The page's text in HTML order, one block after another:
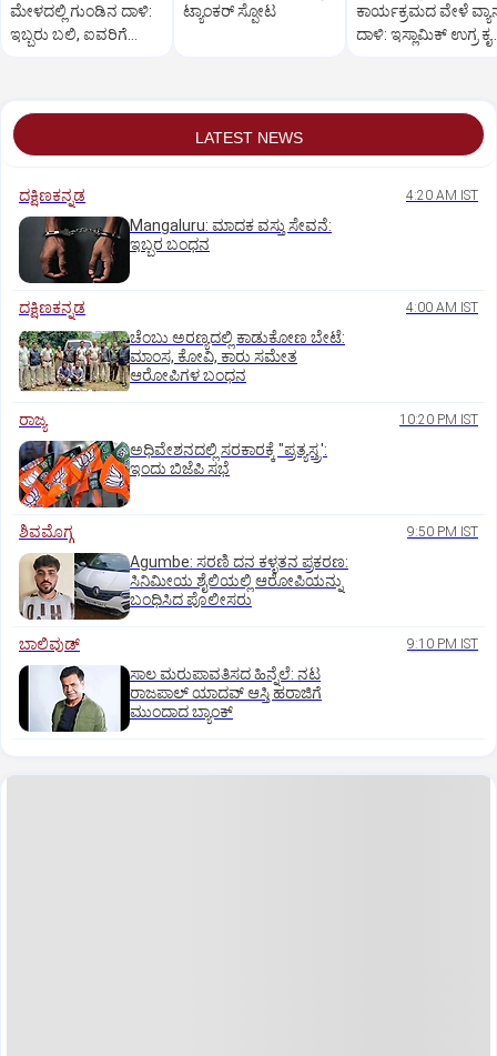
ಮೇಳದಲ್ಲಿ ಗುಂಡಿನ ದಾಳಿ:
ಇಬ್ಬರು ಬಲಿ, ಐವರಿಗೆ
ಟ್ಯಾಂಕರ್‌ ಸ್ಫೋಟ
ಕಾರ್ಯಕ್ರಮದ ವೇಳೆ
ದಾಳಿ: ಇಸ್ಲಾಮಿಕ್ ಉಗ್ರ
LATEST NEWS
ದಕ್ಷಿಣಕನ್ನಡ 4:20 AM IST
Mangaluru: ಮಾದಕ ವಸ್ತು ಸೇವನೆ:
ಇಬ್ಬರ ಬಂಧನ
ದಕ್ಷಿಣಕನ್ನಡ 4:00 AM IST
ಚೆಂಬು ಅರಣ್ಯದಲ್ಲಿ ಕಾಡುಕೋಣ ಬೇಟೆ:
ಮಾಂಸ, ಕೋವಿ, ಕಾರು ಸಮೇತ
ಆರೋಪಿಗಳ ಬಂಧನ
ರಾಜ್ಯ 10:20 PM IST
ಅಧಿವೇಶನದಲ್ಲಿ ಸರಕಾರಕ್ಕೆ "ಪ್ರತ್ಯಸ್ತ್ರ':
ಇಂದು ಬಿಜೆಪಿ ಸಭೆ
ಶಿವಮೊಗ್ಗ 9:50 PM IST
Agumbe: ಸರಣಿ ದನ ಕಳ್ಳತನ ಪ್ರಕರಣ:
ಸಿನಿಮೀಯ ಶೈಲಿಯಲ್ಲಿ ಆರೋಪಿಯನ್ನು
ಬಂಧಿಸಿದ ಪೊಲೀಸರು
ಬಾಲಿವುಡ್‌ 9:10 PM IST
ಸಾಲ ಮರುಪಾವತಿಸದ ಹಿನ್ನೆಲೆ: ನಟ
ರಾಜಪಾಲ್ ಯಾದವ್‌ ಆಸ್ತಿ ಹರಾಜಿಗೆ
ಮುಂದಾದ ಬ್ಯಾಂಕ್